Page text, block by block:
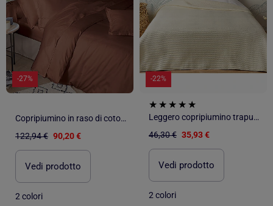
-27%
Copripiumino in raso di cotone tinta unita
122,94 € 90,20 €
Vedi prodotto
2 colori
-22%
Leggero copripiumino trapuntato
46,30 € 35,93 €
Vedi prodotto
2 colori